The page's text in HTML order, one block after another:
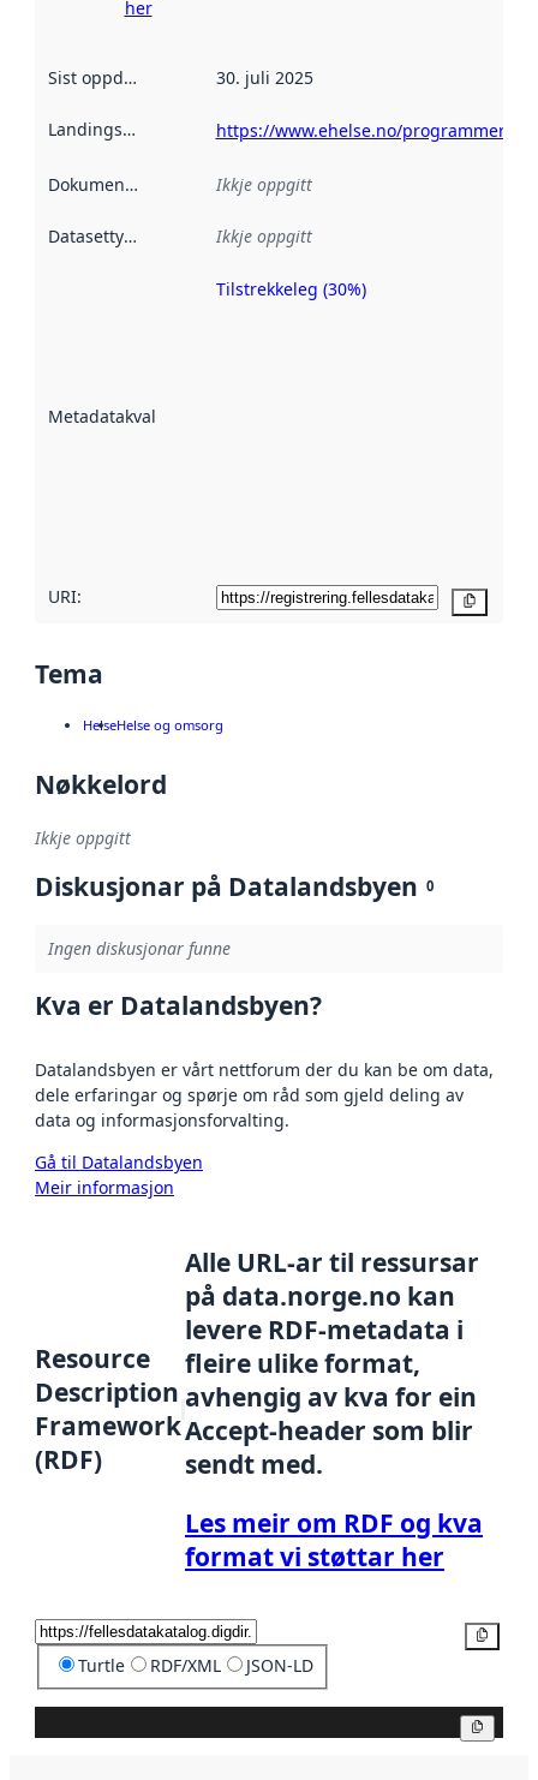
her
Sist oppdatert 30. juli 2025
Landingsside https://www.ehelse.no/programmer/
Dokumentasjon Ikkje oppgitt
Datasettype Ikkje oppgitt
Metadatakvalitet
Metadatakvalitet
Tilstrekkeleg (30%)
URI:
Tema
HelseHelse og omsorg
Nøkkelord
Ikkje oppgitt
Diskusjonar på Datalandsbyen 0
Ingen diskusjonar funne
Kva er Datalandsbyen?
Datalandsbyen er vårt nettforum der du kan be om data,
dele erfaringar og spørje om råd som gjeld deling av
data og informasjonsforvalting.
Gå til Datalandsbyen
Meir informasjon
Resource
Description
Framework
(RDF)
Alle URL-ar til ressursar
på data.norge.no kan
levere RDF-metadata i
fleire ulike format,
avhengig av kva for ein
Accept-header som blir
sendt med.
Les meir om RDF og kva
format vi støttar her
Turtle RDF/XML JSON-LD